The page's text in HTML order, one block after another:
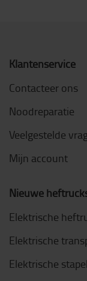
Klantenservice
Contacteer ons
Noodreparatie
Veelgestelde
Mijn account
Nieuwe
Elektrische
Elektrische
Elektrische